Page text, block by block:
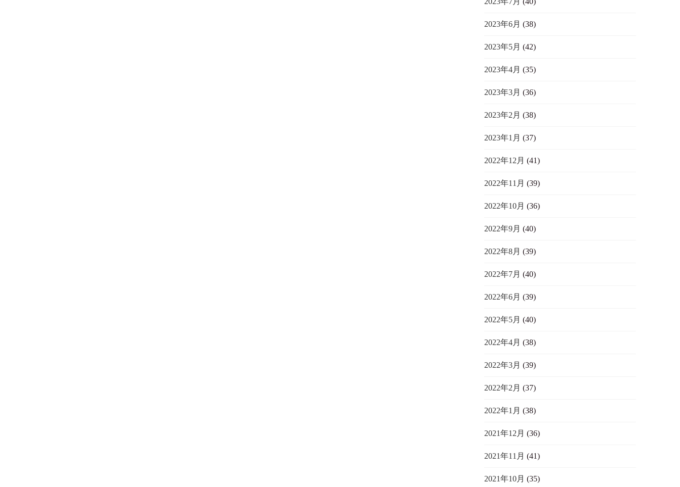
2023年6月 (38)
2023年5月 (42)
2023年4月 (35)
2023年3月 (36)
2023年2月 (38)
2023年1月 (37)
2022年12月 (41)
2022年11月 (39)
2022年10月 (36)
2022年9月 (40)
2022年8月 (39)
2022年7月 (40)
2022年6月 (39)
2022年5月 (40)
2022年4月 (38)
2022年3月 (39)
2022年2月 (37)
2022年1月 (38)
2021年12月 (36)
2021年11月 (41)
2021年10月 (35)